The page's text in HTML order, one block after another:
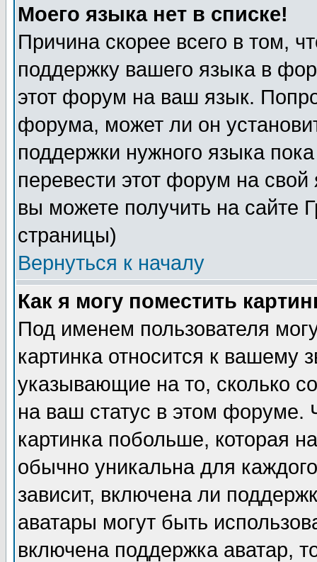
Моего языка нет в списке!
Причина скорее всего в том,
поддержку вашего языка в
этот форум на ваш язык.
форума, может ли он
поддержки нужного языка
перевести этот форум на
вы можете получить на сайте
страницы)
Вернуться к началу
Как я могу поместить
Под именем пользователя
картинка относится к вашему
указывающие на то, сколько
на ваш статус в этом форуме.
картинка побольше, которая
обычно уникальна для
зависит, включена ли
аватары могут быть
включена поддержка аватар,